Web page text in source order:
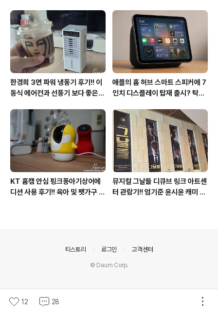
방법?(feat. vip-scdkeys)
이 미제공!!
한경희 3면 파워 냉풍기 후기!! 이
동식 에어컨과 선풍기 보다 좋은
애플의 홈 허브 스마트 스피커에 7
인치 디스플레이 탑재 출시? 탁상
체제 적용!!
KT 홈캠 안심 핑크퐁아기상어에
디션 사용 후기!! 육아 및 팻가구 그
뮤지컬 그날들 디큐브 링크 아트센
터 관람기!! 엄기준 윤시윤 캐미 연
12 28
티스토리 로그인 고객센터
© Daum Corp.